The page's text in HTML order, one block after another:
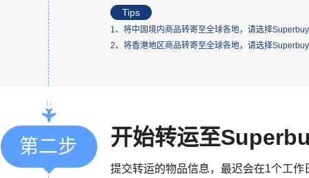
Tips
1、将中国境内商品转寄至全球各地，请选择
2、将香港地区商品转寄至全球各地，请选择
开始转运至
提交转运的物品信息，最迟会在1个工
第二步